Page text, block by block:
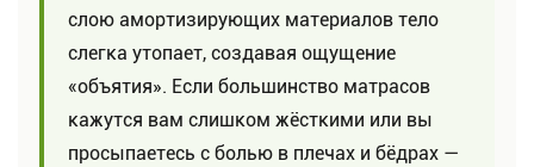
слою амортизирующих материалов тело
слегка утопает, создавая ощущение
«объятия». Если большинство матрасов
кажутся вам слишком жёсткими или вы
просыпаетесь с болью в плечах и бёдрах —